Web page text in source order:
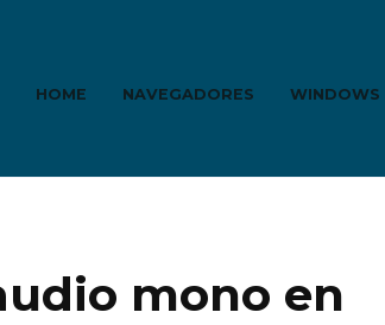
HOME NAVEGADORES WINDOWS
mono en